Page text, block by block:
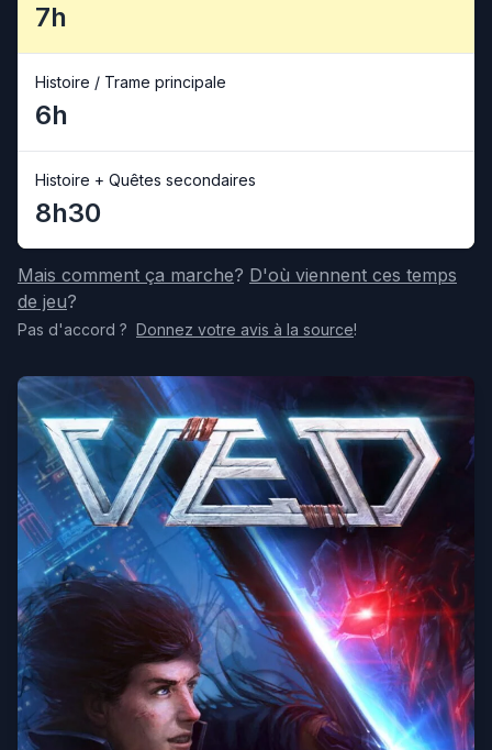
7h
Histoire / Trame principale
6h
Histoire + Quêtes secondaires
8h30
Mais comment ça marche? D'où viennent ces temps
de jeu?
Pas d'accord ? Donnez votre avis à la source!